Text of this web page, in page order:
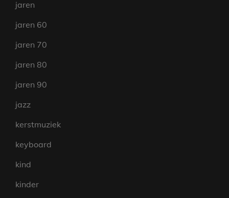
jaren
jaren 60
jaren 70
jaren 80
jaren 90
jazz
kerstmuziek
keyboard
kind
kinder